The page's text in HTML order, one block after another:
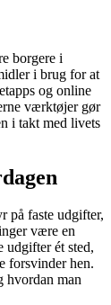
borgere i
i brug for at
og online
værktøjer gør
i takt med livets
på faste udgifter,
være en
udgifter ét sted,
forsvinder hen.
hvordan man